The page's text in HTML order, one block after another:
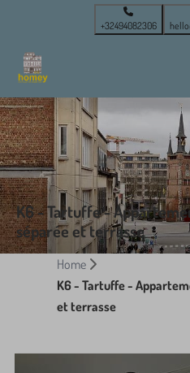
+32494082306
K6 - Tartuffe -
séparée et terrasse
Home
K6 - Tartuffe -
et terrasse